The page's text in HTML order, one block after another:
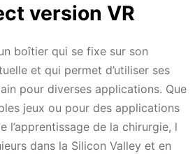
version VR
boîtier qui se fixe sur son
et qui permet d’utiliser ses
pour diverses applications. Que
jeux ou pour des applications
l’apprentissage de la chirurgie, l
dans la Silicon Valley et en